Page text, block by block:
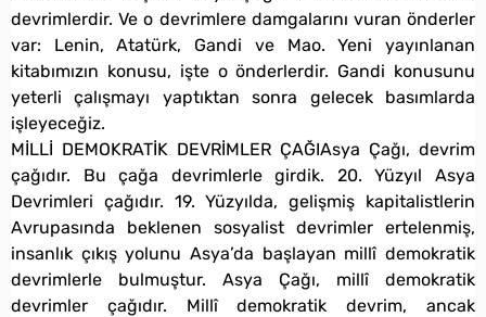
devrimlerdir. Ve o devrimlere damgalarını vuran önderler
var: Lenin, Atatürk, Gandi ve Mao. Yeni yayınlanan
kitabımızın konusu, işte o önderlerdir. Gandi konusunu
yeterli çalışmayı yaptıktan sonra gelecek basımlarda
işleyeceğiz.
MİLLİ DEMOKRATİK DEVRİMLER ÇAĞIAsya Çağı, devrim
çağıdır. Bu çağa devrimlerle girdik. 20. Yüzyıl Asya
Devrimleri çağıdır. 19. Yüzyılda, gelişmiş kapitalistlerin
Avrupasında beklenen sosyalist devrimler ertelenmiş,
insanlık çıkış yolunu Asya’da başlayan millî demokratik
devrimlerle bulmuştur. Asya Çağı, millî demokratik
devrimler çağıdır. Millî demokratik devrim, ancak